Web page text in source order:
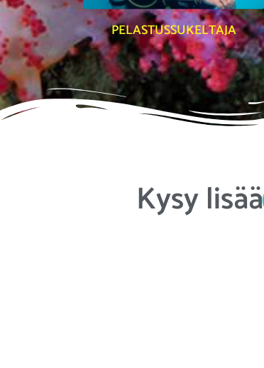
PELASTUSSUKELTAJA
Kysy lisää